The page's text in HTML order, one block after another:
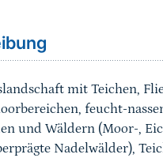
mit Teichen,
feucht-
und Wäldern (Moor-,
Nadelwälder),